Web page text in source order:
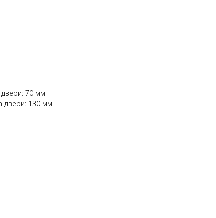
70 мм
двери: 130 мм